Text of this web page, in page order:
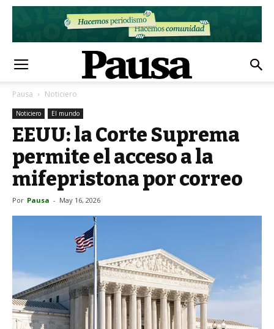
Pausa Noticiero
Noticiero El mundo
EEUU: la Corte Suprema
permite el acceso a la
mifepristona por correo
Por Pausa - May 16, 2026